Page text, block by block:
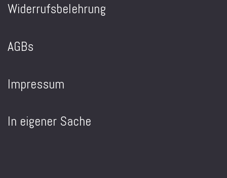
Widerrufsbelehrung
AGBs
Impressum
In eigener Sache